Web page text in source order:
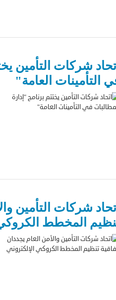
شركات التأمين
التأمينات العامة"
شركات التأمين
المخطط الكروكي